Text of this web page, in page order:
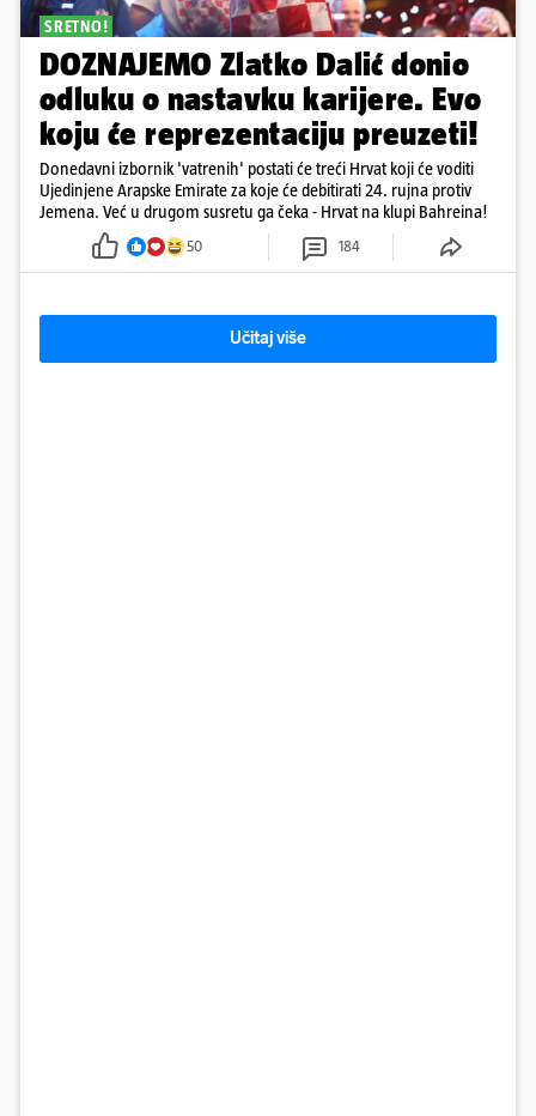
SRETNO!
DOZNAJEMO Zlatko Dalić donio
odluku o nastavku karijere. Evo
koju će reprezentaciju preuzeti!
Donedavni izbornik 'vatrenih' postati će treći Hrvat koji će voditi
Ujedinjene Arapske Emirate za koje će debitirati 24. rujna protiv
Jemena. Već u drugom susretu ga čeka - Hrvat na klupi Bahreina!
50 184
Učitaj više